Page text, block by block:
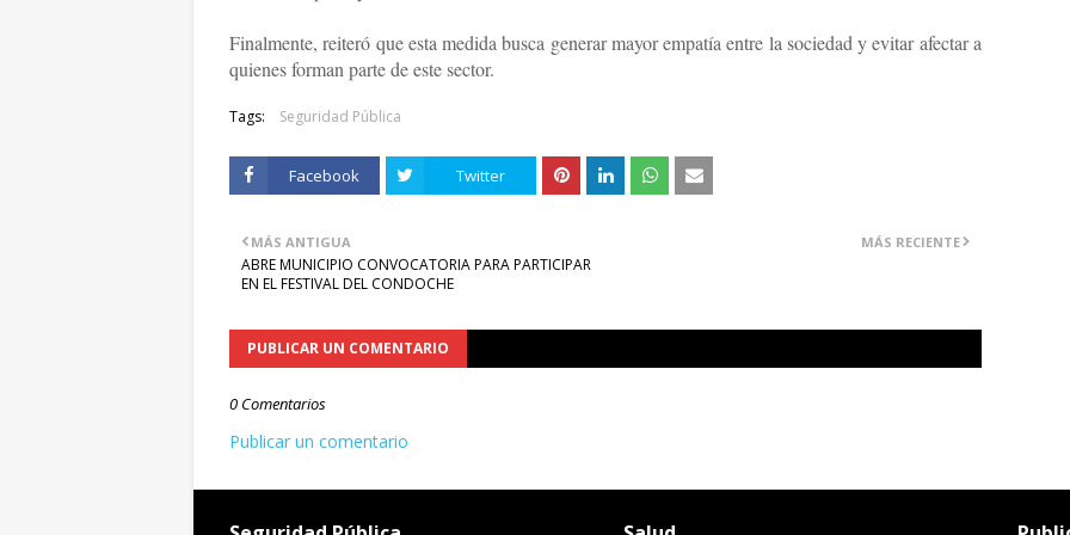
Finalmente, reiteró que esta medida busca generar mayor empatía entre la sociedad y evitar afectar a
quienes forman parte de este sector.
Tags: Seguridad Pública
Facebook Twitter
MÁS RECIENTE
MÁS ANTIGUA
ABRE MUNICIPIO CONVOCATORIA PARA PARTICIPAR
EN EL FESTIVAL DEL CONDOCHE
PUBLICAR UN COMENTARIO
0 Comentarios
Publicar un comentario